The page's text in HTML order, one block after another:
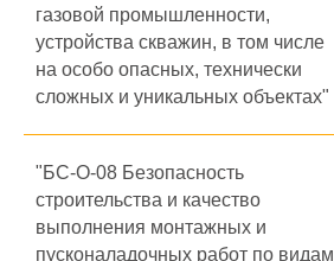
газовой промышленности,
устройства скважин, в том числе
на особо опасных, технически
сложных и уникальных объектах"
"БС-О-08 Безопасность
строительства и качество
выполнения монтажных и
пусконаладочных работ по видам